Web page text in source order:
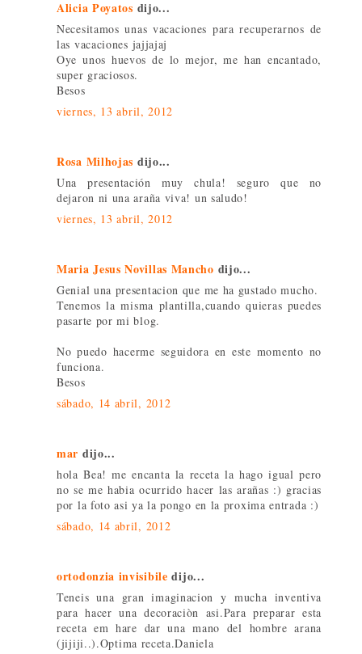
Alicia Poyatos dijo...
Necesitamos unas vacaciones para recuperarnos de
las vacaciones jajjajaj
Oye unos huevos de lo mejor, me han encantado,
super graciosos.
Besos
viernes, 13 abril, 2012
Rosa Milhojas dijo...
Una presentación muy chula! seguro que no
dejaron ni una araña viva! un saludo!
viernes, 13 abril, 2012
Maria Jesus Novillas Mancho dijo...
Genial una presentacion que me ha gustado mucho.
Tenemos la misma plantilla,cuando quieras puedes
pasarte por mi blog.
No puedo hacerme seguidora en este momento no
funciona.
Besos
sábado, 14 abril, 2012
mar dijo...
hola Bea! me encanta la receta la hago igual pero
no se me habia ocurrido hacer las arañas :) gracias
por la foto asi ya la pongo en la proxima entrada :)
sábado, 14 abril, 2012
ortodonzia invisibile dijo...
Teneis una gran imaginacion y mucha inventiva
para hacer una decoraciòn asi.Para preparar esta
receta em hare dar una mano del hombre arana
(jijiji..).Optima receta.Daniela